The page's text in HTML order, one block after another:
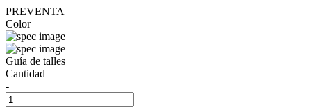
PREVENTA
Color
Guía de talles
Cantidad
-